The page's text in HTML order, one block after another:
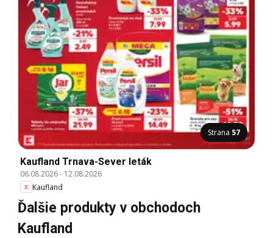
Strana 57
Kaufland Trnava-Sever leták
06.08.2026- 12.08.2026
Kaufland
Ďalšie produkty v obchodoch
Kaufland